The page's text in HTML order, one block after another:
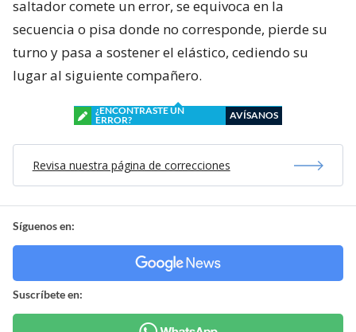
saltador comete un error, se equivoca en la
secuencia o pisa donde no corresponde, pierde su
turno y pasa a sostener el elástico, cediendo su
lugar al siguiente compañero.
¿ENCONTRASTE UN
ERROR?
AVÍSANOS
Revisa nuestra página de correcciones
Síguenos en:
Suscríbete en: